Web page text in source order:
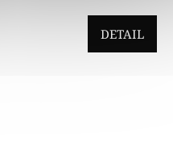
DETAIL